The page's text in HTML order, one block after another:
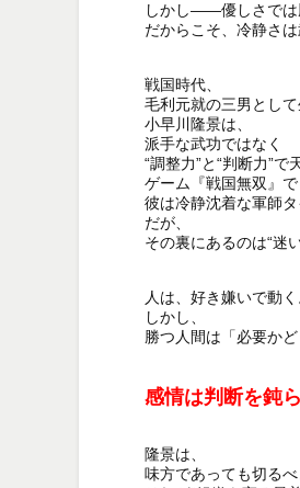
しかし——優しさでは
だからこそ、冷静さは
戦国時代、
毛利元就の三男とし
小早川隆景は、
派手な武功ではなく
“調整力”と“判断力”で
ゲーム『戦国無双』で
彼は冷静沈着な軍師タ
だが、
その裏にあるのは“迷
人は、好き嫌いで動く
しかし、
勝つ人間は「必要かど
感情は判断を鈍
隆景は、
味方であっても切る